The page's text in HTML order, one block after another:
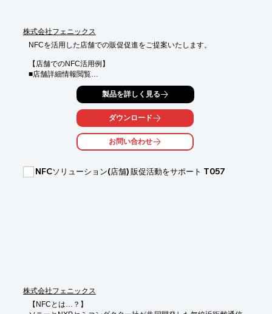
株式会社フェニックス
NFCを活用した店舗での販促促進をご提案いたします。
【店舗でのNFC活用例】
■店舗詳細情報閲覧
【NFCとは…？】
ソニーとNXPセミコンダクター社が共同開発した無線近距離通信
スマホでアプリのダウンロードなしでデータの受信が可能です！
【QRコードとの比較】
とICへの書込をする機器やソフト販売、
印字エンコードするサービス(POPなどへの貼付けなどの付帯作
製品を詳しく見る
ダウンロード
お問い合わせ
NFCソリューション(店舗) 販促活動をサポート T057
株式会社フェニックス
【NFCとは…？】